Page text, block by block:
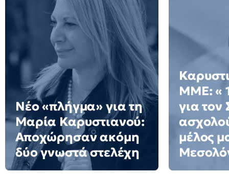
Νέο «πλήγμα» για τη
Μαρία Καρυστιανού:
Αποχώρησαν ακόμη
δύο γνωστά στελέχη
ΜΜΕ: «
για τον
μέλος